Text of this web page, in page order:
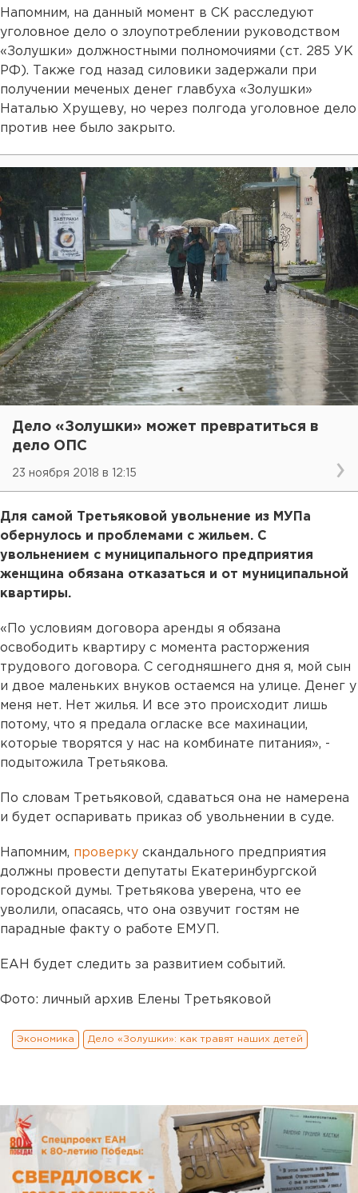
Напомним, на данный момент в СК расследуют
уголовное дело о злоупотреблении руководством
«Золушки» должностными полномочиями (ст. 285 УК
РФ). Также год назад силовики задержали при
получении меченых денег главбуха «Золушки»
Наталью Хрущеву, но через полгода уголовное дело
против нее было закрыто.
Дело «Золушки» может превратиться в
дело ОПС
23 ноября 2018 в 12:15
Для самой Третьяковой увольнение из МУПа
обернулось и проблемами с жильем. С
увольнением с муниципального предприятия
женщина обязана отказаться и от муниципальной
квартиры.
«По условиям договора аренды я обязана
освободить квартиру с момента расторжения
трудового договора. С сегодняшнего дня я, мой сын
и двое маленьких внуков остаемся на улице. Денег у
меня нет. Нет жилья. И все это происходит лишь
потому, что я предала огласке все махинации,
которые творятся у нас на комбинате питания», -
подытожила Третьякова.
По словам Третьяковой, сдаваться она не намерена
и будет оспаривать приказ об увольнении в суде.
Напомним, проверку скандального предприятия
должны провести депутаты Екатеринбургской
городской думы. Третьякова уверена, что ее
уволили, опасаясь, что она озвучит гостям не
парадные факту о работе ЕМУП.
ЕАН будет следить за развитием событий.
Фото: личный архив Елены Третьяковой
Экономика Дело «Золушки»: как травят наших детей